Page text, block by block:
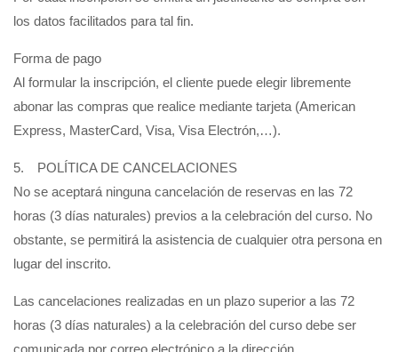
los datos facilitados para tal fin.
Forma de pago
Al formular la inscripción, el cliente puede elegir libremente
abonar las compras que realice mediante tarjeta (American
Express, MasterCard, Visa, Visa Electrón,…).
5. POLÍTICA DE CANCELACIONES
No se aceptará ninguna cancelación de reservas en las 72
horas (3 días naturales) previos a la celebración del curso. No
obstante, se permitirá la asistencia de cualquier otra persona en
lugar del inscrito.
Las cancelaciones realizadas en un plazo superior a las 72
horas (3 días naturales) a la celebración del curso debe ser
comunicada por correo electrónico a la dirección